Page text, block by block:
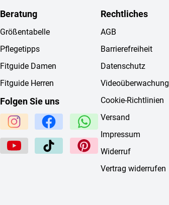
Beratung
Größentabelle
Pflegetipps
Fitguide Damen
Fitguide Herren
Folgen Sie uns
Rechtliches
AGB
Barrierefreiheit
Datenschutz
Videoüberwachung
Cookie-Richtlinien
Versand
Impressum
Widerruf
Vertrag widerrufen